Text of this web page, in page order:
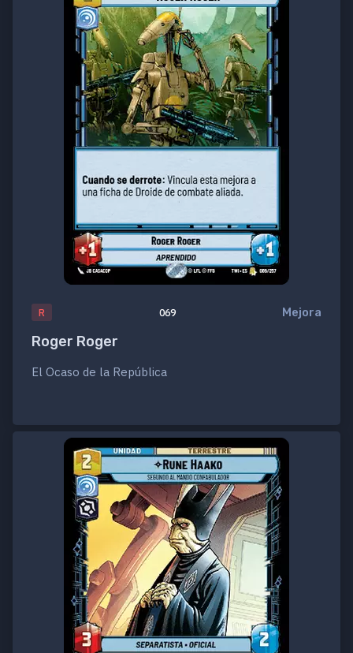
R 069 Mejora
Roger Roger
El Ocaso de la República